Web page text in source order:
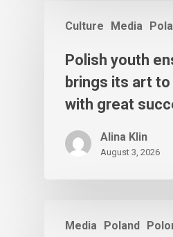
Culture Media
Polish youth
brings its art
with great
Alina Klin
August 3, 2026
Media Poland